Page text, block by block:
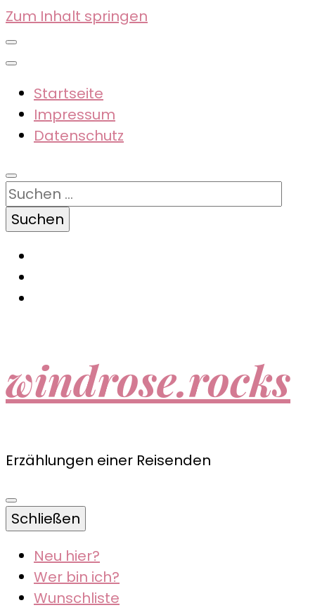
Zum Inhalt springen
Startseite
Impressum
Datenschutz
Suchen
nach:
windrose.rocks
Erzählungen einer Reisenden
Schließen
Neu hier?
Wer bin ich?
Wunschliste